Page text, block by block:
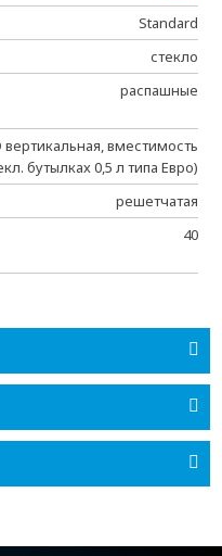
Standard
стекло
распашные
вертикальная, вместимость
бутылках 0,5 л типа Евро)
решетчатая
40